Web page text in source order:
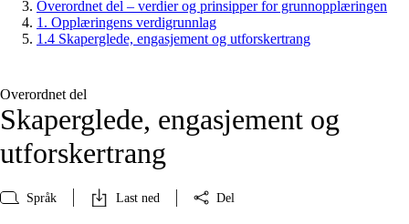
Overordnet del – verdier og prinsipper for grunnopplæringen
1. Opplæringens verdigrunnlag
1.4 Skaperglede, engasjement og utforskertrang
Overordnet del
Skaperglede, engasjement og
utforskertrang
Språk Last ned Del